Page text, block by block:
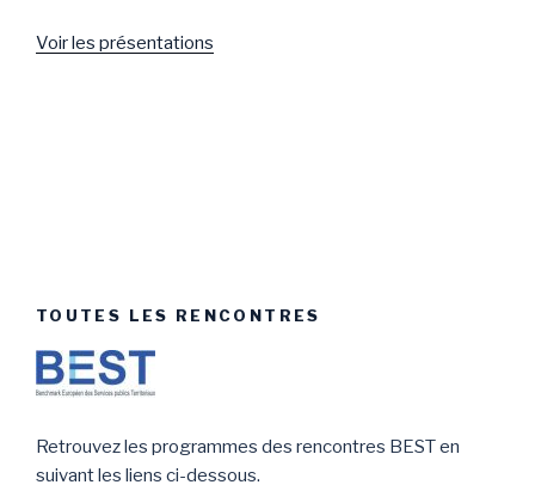
Voir les présentations
TOUTES LES RENCONTRES
Retrouvez les programmes des rencontres BEST en
suivant les liens ci-dessous.